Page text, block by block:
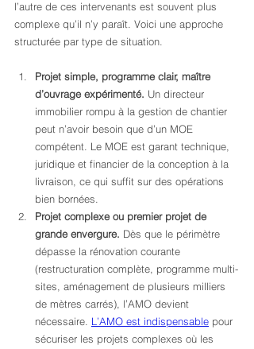
l’autre de ces intervenants est souvent plus
complexe qu’il n’y paraît. Voici une approche
structurée par type de situation.
Projet simple, programme clair, maître
d’ouvrage expérimenté. Un directeur
immobilier rompu à la gestion de chantier
peut n’avoir besoin que d’un MOE
compétent. Le MOE est garant technique,
juridique et financier de la conception à la
livraison, ce qui suffit sur des opérations
bien bornées.
Projet complexe ou premier projet de
grande envergure. Dès que le périmètre
dépasse la rénovation courante
(restructuration complète, programme multi-
sites, aménagement de plusieurs milliers
de mètres carrés), l’AMO devient
nécessaire. L’AMO est indispensable pour
sécuriser les projets complexes où les